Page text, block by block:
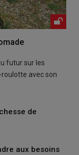
futur sur les
avec son
de
aux besoins